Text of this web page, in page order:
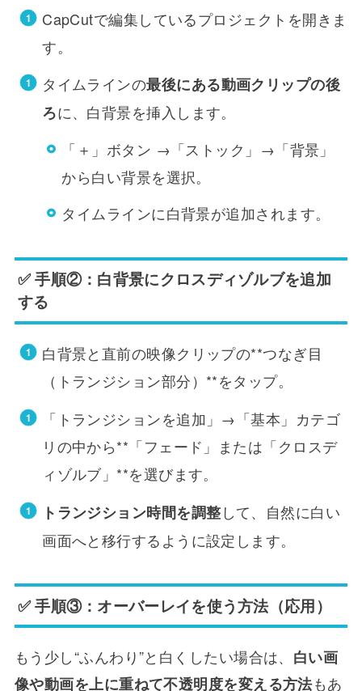
CapCutで編集しているプロジェクトを開きま
す。
タイムラインの最後にある動画クリップの後
ろに、白背景を挿入します。
「＋」ボタン →「ストック」→「背景」
から白い背景を選択。
タイムラインに白背景が追加されます。
✅ 手順②：白背景にクロスディゾルブを追加
する
白背景と直前の映像クリップの**つなぎ目
（トランジション部分）**をタップ。
「トランジションを追加」→「基本」カテゴ
リの中から**「フェード」または「クロスデ
ィゾルブ」**を選びます。
トランジション時間を調整して、自然に白い
画面へと移行するように設定します。
✅ 手順③：オーバーレイを使う方法（応用）
もう少し“ふんわり”と白くしたい場合は、 白い画
像や動画を上に重ねて不透明度を変える方法もあ